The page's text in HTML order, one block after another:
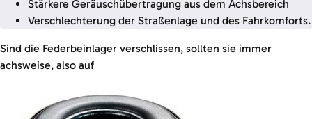
Stärkere Geräuschübertragung aus dem Achsbereich
Verschlechterung der Straßenlage und des Fahrkomforts.
Sind die Federbeinlager verschlissen, sollten sie immer
achsweise, also auf